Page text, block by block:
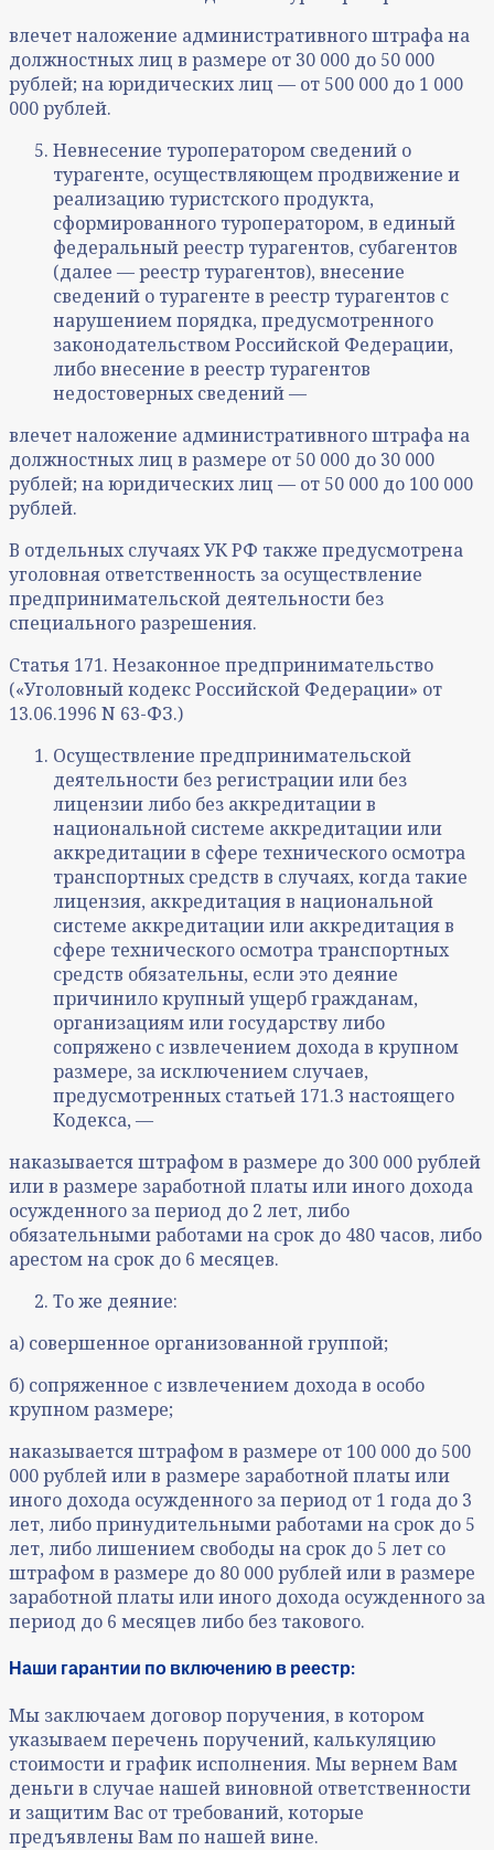
влечет наложение административного штрафа на
должностных лиц в размере от 30 000 до 50 000
рублей; на юридических лиц — от 500 000 до 1 000
000 рублей.
Невнесение туроператором сведений о
турагенте, осуществляющем продвижение и
реализацию туристского продукта,
сформированного туроператором, в единый
федеральный реестр турагентов, субагентов
(далее — реестр турагентов), внесение
сведений о турагенте в реестр турагентов с
нарушением порядка, предусмотренного
законодательством Российской Федерации,
либо внесение в реестр турагентов
недостоверных сведений —
влечет наложение административного штрафа на
должностных лиц в размере от 50 000 до 30 000
рублей; на юридических лиц — от 50 000 до 100 000
рублей.
В отдельных случаях УК РФ также предусмотрена
уголовная ответственность за осуществление
предпринимательской деятельности без
специального разрешения.
Статья 171. Незаконное предпринимательство
(«Уголовный кодекс Российской Федерации» от
13.06.1996 N 63-ФЗ.)
Осуществление предпринимательской
деятельности без регистрации или без
лицензии либо без аккредитации в
национальной системе аккредитации или
аккредитации в сфере технического осмотра
транспортных средств в случаях, когда такие
лицензия, аккредитация в национальной
системе аккредитации или аккредитация в
сфере технического осмотра транспортных
средств обязательны, если это деяние
причинило крупный ущерб гражданам,
организациям или государству либо
сопряжено с извлечением дохода в крупном
размере, за исключением случаев,
предусмотренных статьей 171.3 настоящего
Кодекса, —
наказывается штрафом в размере до 300 000 рублей
или в размере заработной платы или иного дохода
осужденного за период до 2 лет, либо
обязательными работами на срок до 480 часов, либо
арестом на срок до 6 месяцев.
То же деяние:
а) совершенное организованной группой;
б) сопряженное с извлечением дохода в особо
крупном размере;
наказывается штрафом в размере от 100 000 до 500
000 рублей или в размере заработной платы или
иного дохода осужденного за период от 1 года до 3
лет, либо принудительными работами на срок до 5
лет, либо лишением свободы на срок до 5 лет со
штрафом в размере до 80 000 рублей или в размере
заработной платы или иного дохода осужденного за
период до 6 месяцев либо без такового.
Наши гарантии по включению в реестр:
Мы заключаем договор поручения, в котором
указываем перечень поручений, калькуляцию
стоимости и график исполнения. Мы вернем Вам
деньги в случае нашей виновной ответственности
и защитим Вас от требований, которые
предъявлены Вам по нашей вине.